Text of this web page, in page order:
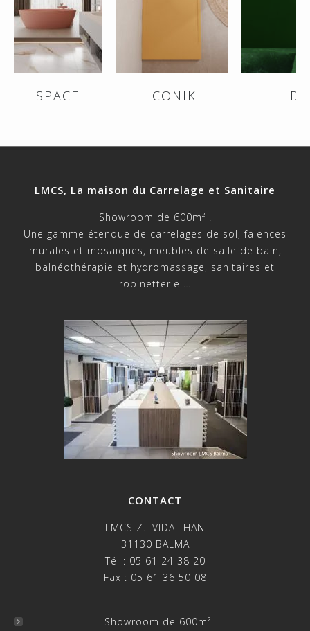
SPACE ICONIK
LMCS, La maison du Carrelage et Sanitaire
Showroom de 600m² !
Une gamme étendue de carrelages de sol, faiences
murales et mosaiques, meubles de salle de bain,
balnéothérapie et hydromassage, sanitaires et
robinetterie …
CONTACT
LMCS Z.I VIDAILHAN
31130 BALMA
Tél : 05 61 24 38 20
Fax : 05 61 36 50 08
Showroom de 600m²